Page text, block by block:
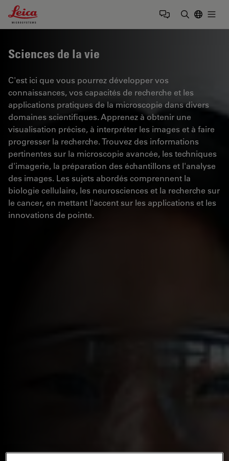
Leica Microsystems Logo
Sciences de la vie
C'est ici que vous pourrez développer vos
connaissances, vos capacités de recherche et les
applications pratiques de la microscopie dans divers
domaines scientifiques. Apprenez à obtenir une
visualisation précise, à interpréter les images et à faire
progresser la recherche. Trouvez des informations
pertinentes sur la microscopie avancée, les techniques
d'imagerie, la préparation des échantillons et l'analyse
des images. Les sujets abordés comprennent la
biologie cellulaire, les neurosciences et la recherche sur
le cancer, en mettant l'accent sur les applications et les
innovations de pointe.